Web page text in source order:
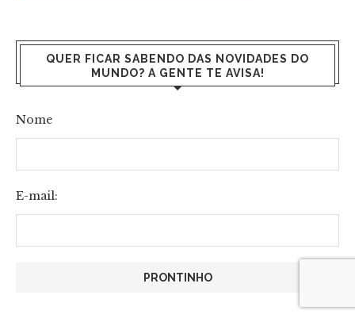
QUER FICAR SABENDO DAS NOVIDADES DO
MUNDO? A GENTE TE AVISA!
Nome
E-mail: